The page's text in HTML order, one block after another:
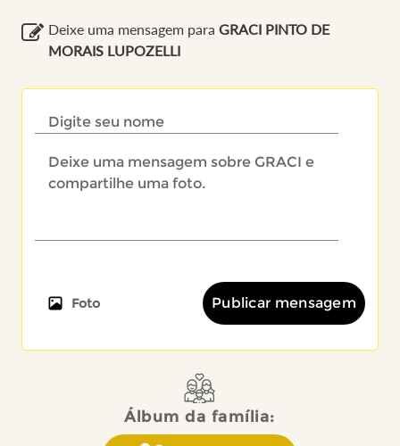
Deixe uma mensagem para GRACI PINTO DE
MORAIS LUPOZELLI
Foto Publicar mensagem
Álbum da família: